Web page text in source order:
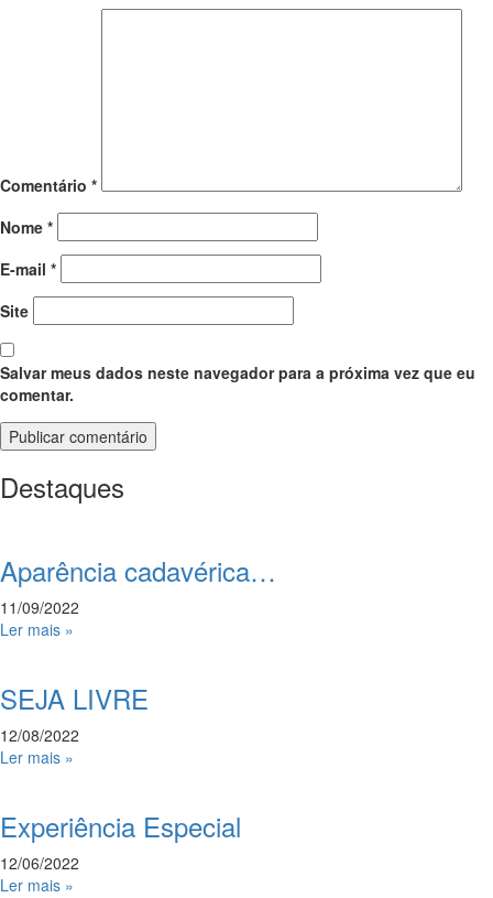
Comentário *
Nome *
E-mail *
Site
Salvar meus dados neste navegador para a próxima vez que eu
comentar.
Destaques
Aparência cadavérica…
11/09/2022
Ler mais »
SEJA LIVRE
12/08/2022
Ler mais »
Experiência Especial
12/06/2022
Ler mais »